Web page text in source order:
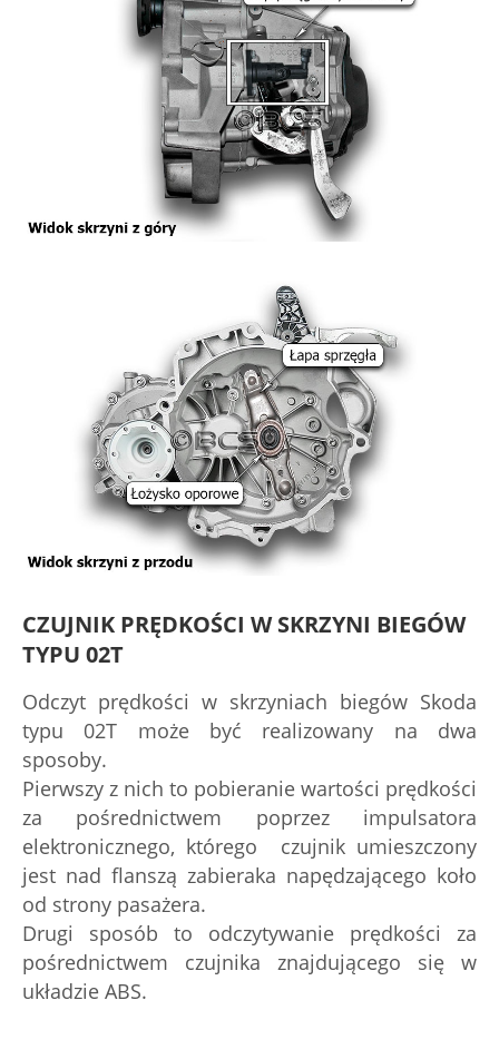
CZUJNIK PRĘDKOŚCI W SKRZYNI BIEGÓW
TYPU 02T
Odczyt prędkości w skrzyniach biegów Skoda
typu 02T może być realizowany na dwa
sposoby.
Pierwszy z nich to pobieranie wartości prędkości
za pośrednictwem poprzez impulsatora
elektronicznego, którego czujnik umieszczony
jest nad flanszą zabieraka napędzającego koło
od strony pasażera.
Drugi sposób to odczytywanie prędkości za
pośrednictwem czujnika znajdującego się w
układzie ABS.